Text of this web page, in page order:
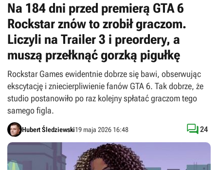
Na 184 dni przed premierą GTA 6
Rockstar znów to zrobił graczom.
Liczyli na Trailer 3 i preordery, a
muszą przełknąć gorzką pigułkę
Rockstar Games ewidentnie dobrze się bawi, obserwując
ekscytację i zniecierpliwienie fanów GTA 6. Tak dobrze, że
studio postanowiło po raz kolejny spłatać graczom tego
samego figla.
Hubert Śledziewski19 maja 2026 16:48 24